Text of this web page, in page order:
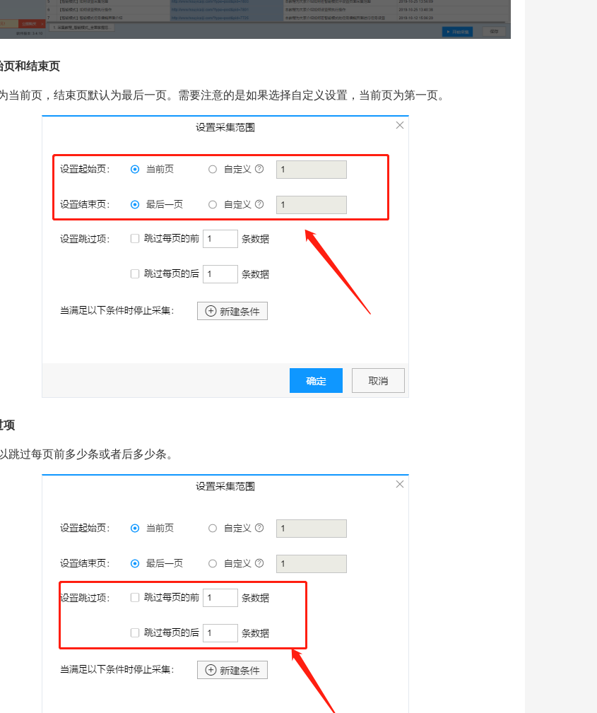
页和结束页
当前页，结束页默认为最后一页。需要注意的是如果选择自定义设置，当前页为第一页。
项
跳过每页前多少条或者后多少条。